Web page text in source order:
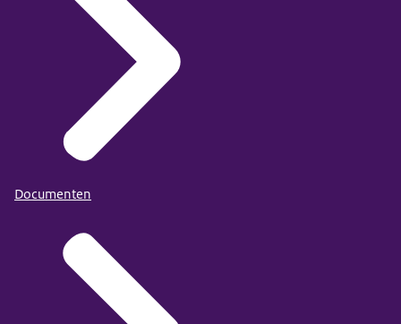
Documenten